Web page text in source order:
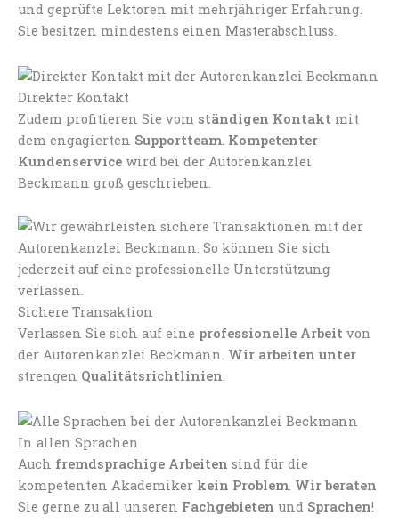
und geprüfte Lektoren mit mehrjähriger Erfahrung.
Sie besitzen mindestens einen Masterabschluss.
Direkter Kontakt
Zudem profitieren Sie vom ständigen Kontakt mit
dem engagierten Supportteam. Kompetenter
Kundenservice wird bei der Autorenkanzlei
Beckmann groß geschrieben.
Sichere Transaktion
Verlassen Sie sich auf eine professionelle Arbeit von
der Autorenkanzlei Beckmann. Wir arbeiten unter
strengen Qualitätsrichtlinien.
In allen Sprachen
Auch fremdsprachige Arbeiten sind für die
kompetenten Akademiker kein Problem. Wir beraten
Sie gerne zu all unseren Fachgebieten und Sprachen!